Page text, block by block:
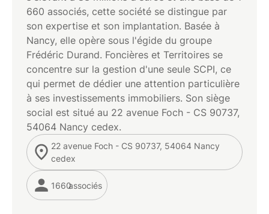
660 associés, cette société se distingue par
son expertise et son implantation. Basée à
Nancy, elle opère sous l'égide du groupe
Frédéric Durand. Foncières et Territoires se
concentre sur la gestion d'une seule SCPI, ce
qui permet de dédier une attention particulière
à ses investissements immobiliers. Son siège
social est situé au 22 avenue Foch - CS 90737,
54064 Nancy cedex.
22 avenue Foch - CS 90737, 54064 Nancy
cedex
1660associés